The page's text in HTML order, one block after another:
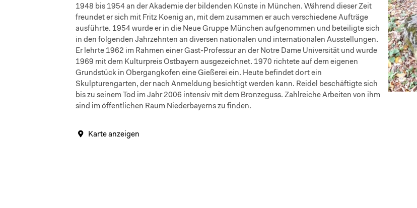
1948 bis 1954 an der Akademie der bildenden Künste in München. Während dieser Zeit
freundet er sich mit Fritz Koenig an, mit dem zusammen er auch verschiedene Aufträge
ausführte. 1954 wurde er in die Neue Gruppe München aufgenommen und beteiligte sich
in den folgenden Jahrzehnten an diversen nationalen und internationalen Ausstellungen.
Er lehrte 1962 im Rahmen einer Gast-Professur an der Notre Dame Universität und wurde
1969 mit dem Kulturpreis Ostbayern ausgezeichnet. 1970 richtete auf dem eigenen
Grundstück in Obergangkofen eine Gießerei ein. Heute befindet dort ein
Skulpturengarten, der nach Anmeldung besichtigt werden kann. Reidel beschäftigte sich
bis zu seinem Tod im Jahr 2006 intensiv mit dem Bronzeguss. Zahlreiche Arbeiten von ihm
sind im öffentlichen Raum Niederbayerns zu finden.
Karte anzeigen